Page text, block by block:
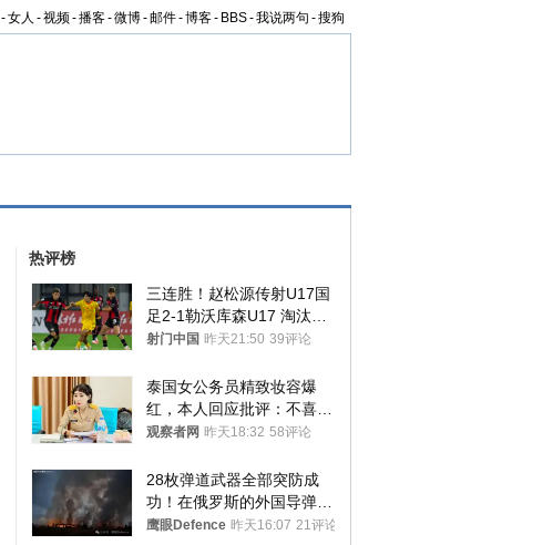
-女人 -视频-播客-微博-邮件-博客- BBS-我说两句 -搜狗
热评榜
三连胜！赵松源传射U17国
足2-1勒沃库森U17 淘汰赛
将战河床
射门中国 昨天21:50 39评论
泰国女公务员精致妆容爆
红，本人回应批评：不喜欢
就别看
观察者网 昨天18:32 58评论
28枚弹道武器全部突防成
功！在俄罗斯的外国导弹发
射车都是合法打击目标
鹰眼Defence 昨天16:07 21评论